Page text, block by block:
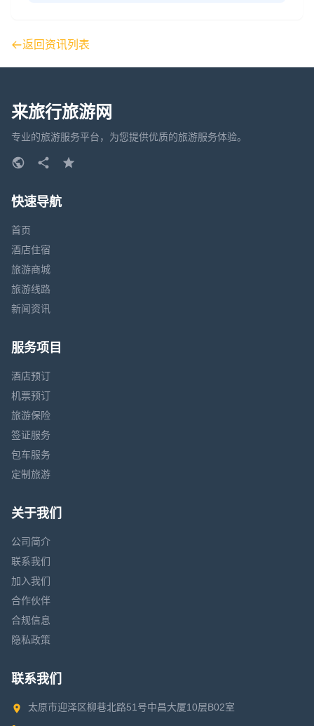
返回资讯列表
来旅行旅游网
专业的旅游服务平台，为您提供优质的旅游服务体验。
快速导航
首页
酒店住宿
旅游商城
旅游线路
新闻资讯
服务项目
酒店预订
机票预订
旅游保险
签证服务
包车服务
定制旅游
关于我们
公司简介
联系我们
加入我们
合作伙伴
合规信息
隐私政策
联系我们
太原市迎泽区柳巷北路51号中昌大厦10层B02室